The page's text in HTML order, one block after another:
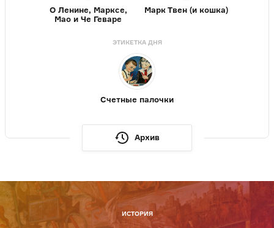
О Ленине, Марксе,
Мао и Че Геваре
Марк Твен (и кошка)
ЭТИКЕТКА ДНЯ
Счетные палочки
Архив
ИСТОРИЯ